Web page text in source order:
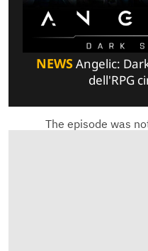
NEWSAngelic:
dell'RPG